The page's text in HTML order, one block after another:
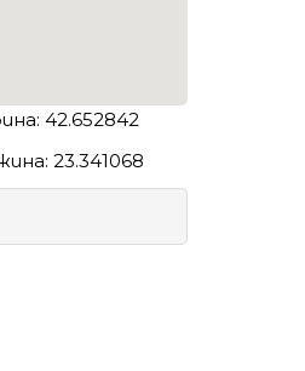
42.652842
23.341068